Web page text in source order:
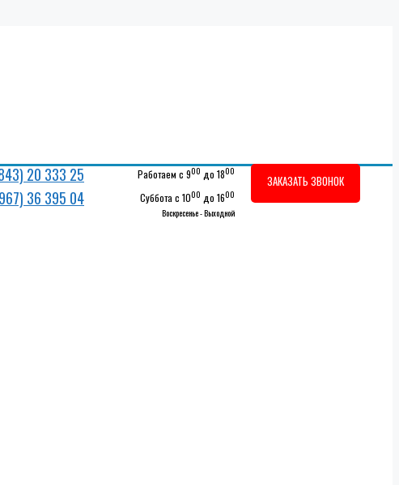
20 333 25
36 395 04
Работаем с 900 до 1800
Суббота с 1000 до 1600
Воскресенье - Выходной
ЗАКАЗАТЬ ЗВОНОК